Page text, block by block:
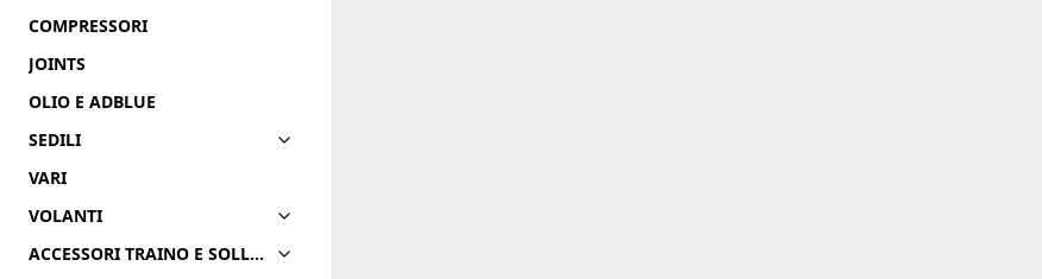
COMPRESSORI
JOINTS
OLIO E ADBLUE
SEDILI
VARI
VOLANTI
ACCESSORI TRAINO E SOLLEVAMENTO